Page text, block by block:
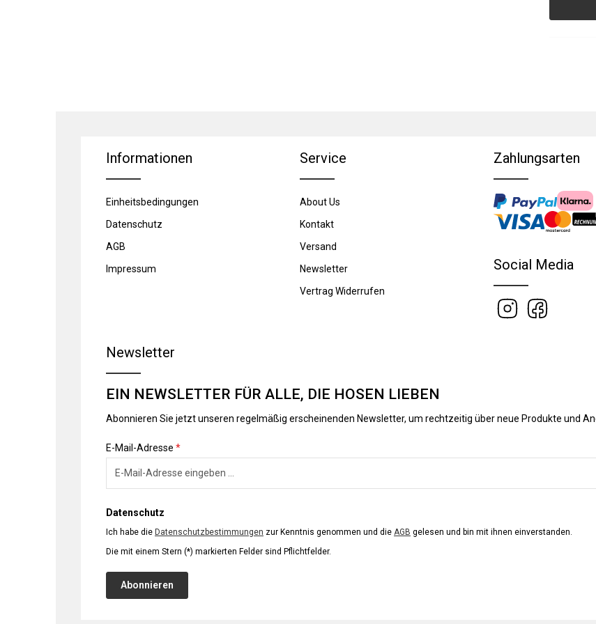
Informationen
Einheitsbedingungen
Datenschutz
AGB
Impressum
Service
About Us
Kontakt
Versand
Newsletter
Vertrag Widerrufen
Zahlungsarten
Social Media
Newsletter
EIN NEWSLETTER FÜR ALLE, DIE HOSEN LIEBEN
Abonnieren Sie jetzt unseren regelmäßig erscheinenden Newsletter, um rechtzeitig über neue Produkte und
E-Mail-Adresse *
Datenschutz
Ich habe die Datenschutzbestimmungen zur Kenntnis genommen und die AGB gelesen und bin mit ihnen einverstanden.
Die mit einem Stern (*) markierten Felder sind Pflichtfelder.
Abonnieren